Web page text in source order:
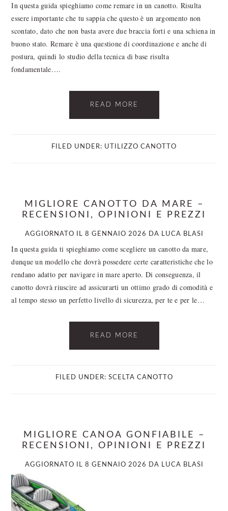
In questa guida spieghiamo come remare in un canotto. Risulta
essere importante che tu sappia che questo è un argomento non
scontato, dato che non basta avere due braccia forti e una schiena in
buono stato. Remare è una questione di coordinazione e anche di
postura, quindi lo studio della tecnica di base risulta
fondamentale….
READ MORE
FILED UNDER: UTILIZZO CANOTTO
MIGLIORE CANOTTO DA MARE –
RECENSIONI, OPINIONI E PREZZI
AGGIORNATO IL 8 GENNAIO 2026 DA LUCA BLASI
In questa guida ti spieghiamo come scegliere un canotto da mare,
dunque un modello che dovrà possedere certe caratteristiche che lo
rendano adatto per navigare in mare aperto. Di conseguenza, il
canotto dovrà riuscire ad assicurarti un ottimo grado di comodità e
al tempo stesso un perfetto livello di sicurezza, per te e per le…
READ MORE
FILED UNDER: SCELTA CANOTTO
MIGLIORE CANOA GONFIABILE –
RECENSIONI, OPINIONI E PREZZI
AGGIORNATO IL 8 GENNAIO 2026 DA LUCA BLASI